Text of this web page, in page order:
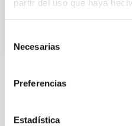
partir del uso que haya
Necesarias
Preferencias
Estadística